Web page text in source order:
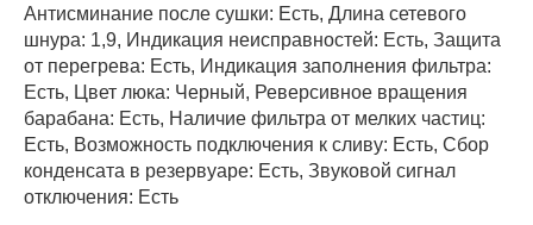
Антисминание после сушки: Есть, Длина сетевого
шнура: 1,9, Индикация неисправностей: Есть, Защита
от перегрева: Есть, Индикация заполнения фильтра:
Есть, Цвет люка: Черный, Реверсивное вращения
барабана: Есть, Наличие фильтра от мелких частиц:
Есть, Возможность подключения к сливу: Есть, Сбор
конденсата в резервуаре: Есть, Звуковой сигнал
отключения: Есть